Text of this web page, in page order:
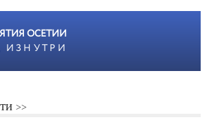
ОСЕТИИ
ИЗНУТРИ